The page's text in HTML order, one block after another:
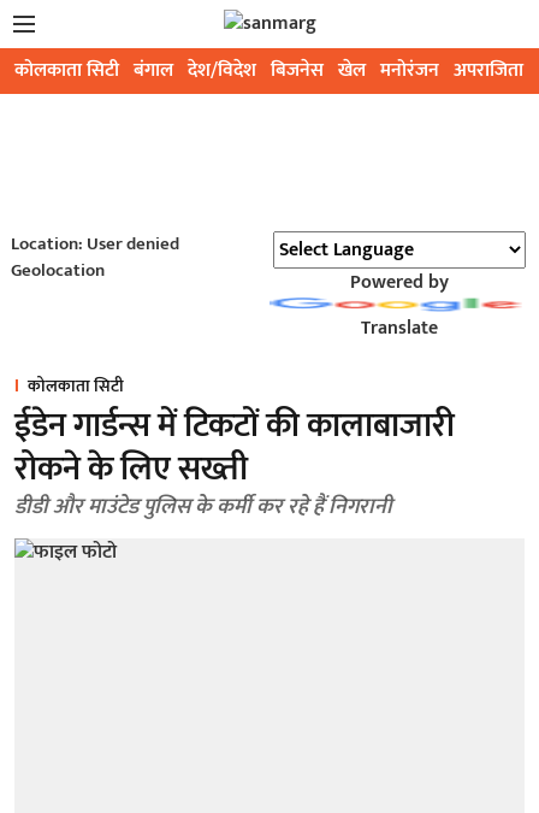
कोलकाता सिटी बंगाल देश/विदेश बिजनेस खेल मनोरंजन अपराजिता
Location: User denied
Geolocation
Powered by
Translate
कोलकाता सिटी
ईडेन गार्डन्स में टिकटों की कालाबाजारी
रोकने के लिए सख्ती
डीडी और माउंटेड पुलिस के कर्मी कर रहे हैं निगरानी